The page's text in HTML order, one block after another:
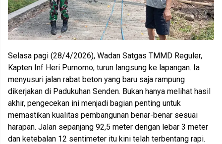
Selasa pagi (28/4/2026), Wadan Satgas TMMD Reguler,
Kapten Inf Heri Purnomo, turun langsung ke lapangan. Ia
menyusuri jalan rabat beton yang baru saja rampung
dikerjakan di Padukuhan Senden. Bukan hanya melihat hasil
akhir, pengecekan ini menjadi bagian penting untuk
memastikan kualitas pembangunan benar-benar sesuai
harapan. Jalan sepanjang 92,5 meter dengan lebar 3 meter
dan ketebalan 12 sentimeter itu kini telah terbentang rapi.